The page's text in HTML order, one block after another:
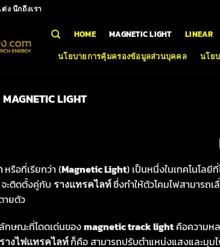
ง นึกถึงเรา
HOME MAGNETIC LIGHT LINEAR
นโยบายการคุ้มครองข้อมูลส่วนบุคคล
นโย
MAGNETIC LIGHT
หรือที่เรียกว่า (Magnetic Light) เป็นหนึ่งในเทคโนโล
จะติดตั้งคู่กับ รางแทรคไลท์ซึ่งทำให้ตัวโคมไฟสามารถ
ยตัว
ษณะที่โดดเด่นของmagnetic track light คือความห
รางไฟแทรคไลท์ก็คือ สามารถปรับตำแหน่งแสงและมุม